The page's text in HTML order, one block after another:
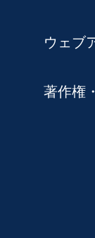
ウェブ
著作権